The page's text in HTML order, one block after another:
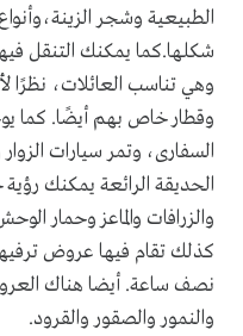
الطبيعية وشجر
شكلها.كما يمكنك التنقل
وهي تناسب العائلات، نظرًا
وقطار خاص بهم أيضًا. كما
السفارى، وتمر سيارات
الحديقة الرائعة يمكنك
والزرافات والماعز وحمار
كذلك تقام فيها عروض
نصف ساعة. أيضا هناك
والنمور والصقور والقرود.